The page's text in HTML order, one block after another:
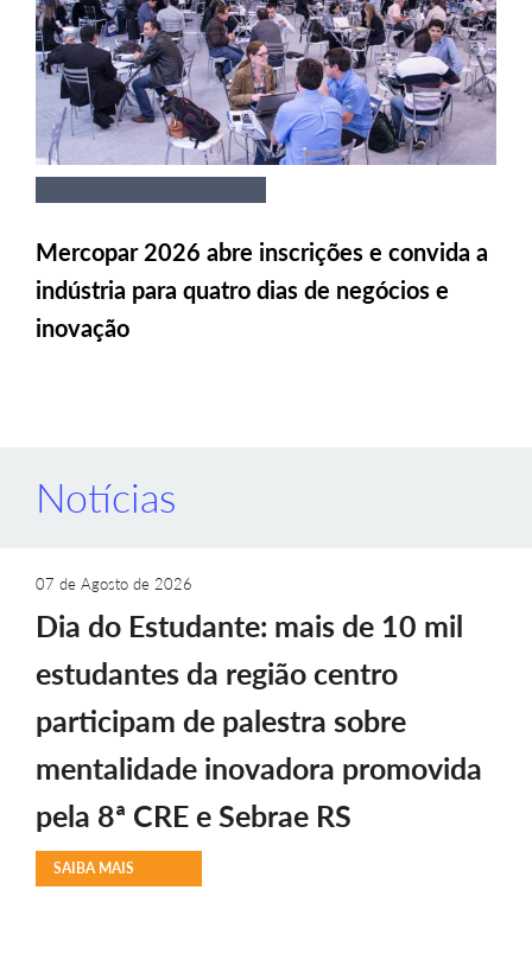
Mercopar 2026 abre inscrições e convida a
indústria para quatro dias de negócios e
inovação
Notícias
07 de Agosto de 2026
Dia do Estudante: mais de 10 mil
estudantes da região centro
participam de palestra sobre
mentalidade inovadora promovida
pela 8ª CRE e Sebrae RS
SAIBA MAIS